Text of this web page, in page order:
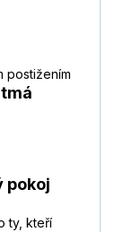
postižením
pokoj
ty, kteří